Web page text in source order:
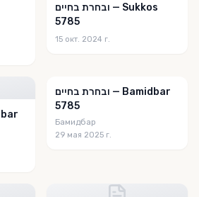
ובחרת בחיים — Sukkos
5785
15 окт. 2024 г.
ובחרת בחיים — Bamidbar
5785
Бамидбар
29 мая 2025 г.